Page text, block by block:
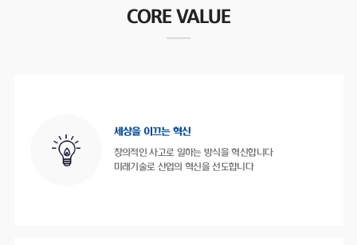
CORE VALUE
세상을 이끄는 혁신
창의적인 사고로 일하는 방식을 혁신합니다
미래기술로 산업의 혁신을 선도합니다